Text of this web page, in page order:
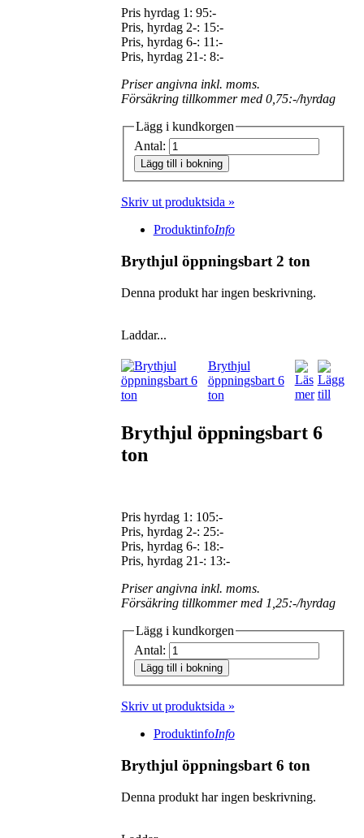
Pris hyrdag 1: 95:-
Pris, hyrdag 2-: 15:-
Pris, hyrdag 6-: 11:-
Pris, hyrdag 21-: 8:-
Priser angivna inkl. moms.
Försäkring tillkommer med 0,75:-/hyrdag
Lägg i kundkorgen
Antal:
Lägg till i bokning
Skriv ut produktsida »
ProduktinfoInfo
Brythjul öppningsbart 2 ton
Denna produkt har ingen beskrivning.
Laddar...
Brythjul
öppningsbart 6
ton
Brythjul öppningsbart 6
ton
Pris hyrdag 1: 105:-
Pris, hyrdag 2-: 25:-
Pris, hyrdag 6-: 18:-
Pris, hyrdag 21-: 13:-
Priser angivna inkl. moms.
Försäkring tillkommer med 1,25:-/hyrdag
Lägg i kundkorgen
Antal:
Lägg till i bokning
Skriv ut produktsida »
ProduktinfoInfo
Brythjul öppningsbart 6 ton
Denna produkt har ingen beskrivning.